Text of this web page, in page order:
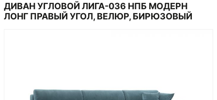
ДИВАН УГЛОВОЙ ЛИГА-036 НПБ МОДЕРН
ЛОНГ ПРАВЫЙ УГОЛ, ВЕЛЮР, БИРЮЗОВЫЙ